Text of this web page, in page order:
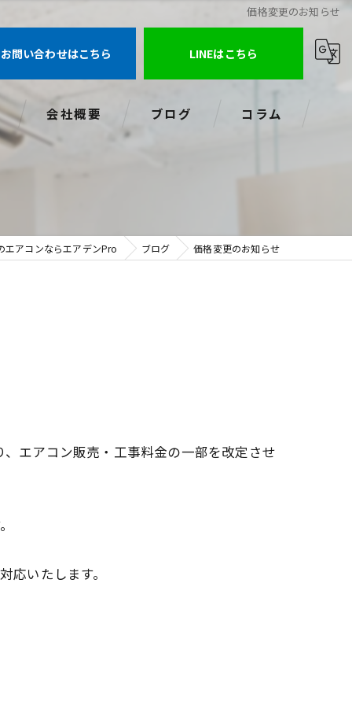
価格変更のお知らせ
お問い合わせはこちら LINEはこちら
会社概要 ブログ コラム
エアコンならエアデンPro ブログ 価格変更のお知らせ
エアコン販売・工事料金の一部を改定させ
いたします。